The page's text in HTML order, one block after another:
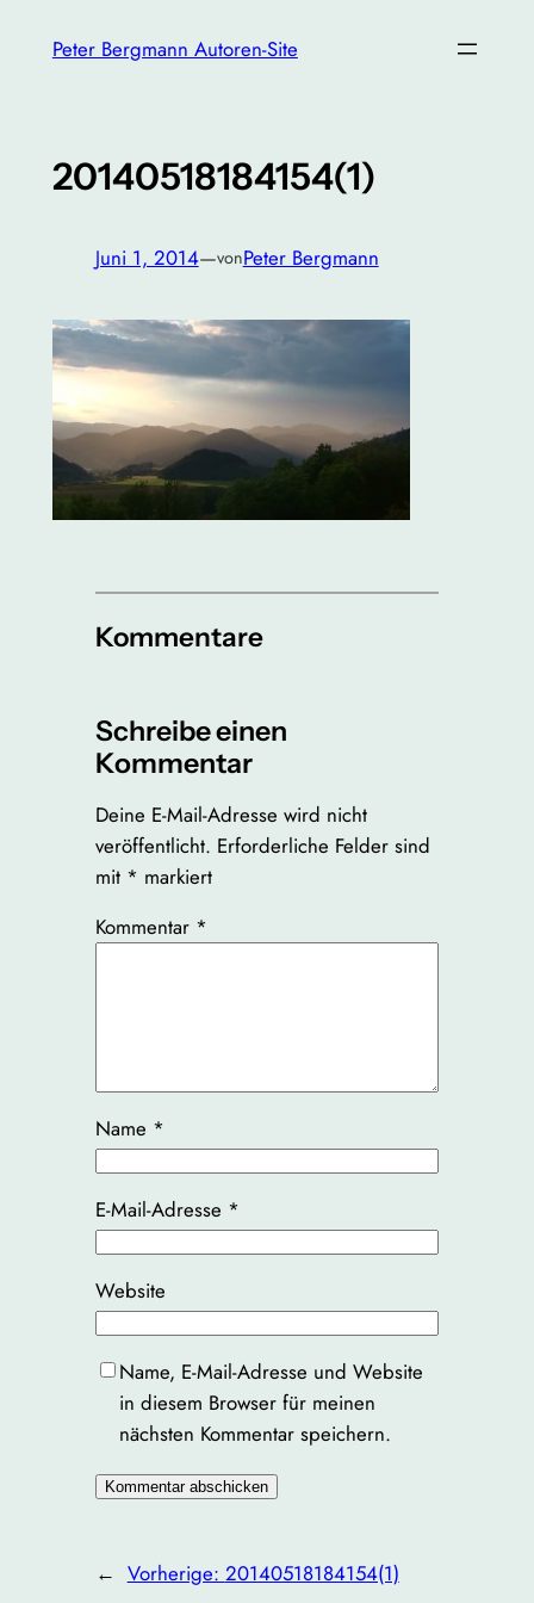
InhaltPeter Bergmann Autoren-Site
20140518184154(1)
Juni 1, 2014—vonPeter Bergmann
Kommentare
Schreibe einen
Kommentar
Deine E-Mail-Adresse wird nicht
veröffentlicht. Erforderliche Felder sind
mit * markiert
Kommentar *
Name *
E-Mail-Adresse *
Website
Name, E-Mail-Adresse und Website
in diesem Browser für meinen
nächsten Kommentar speichern.
← Vorherige: 20140518184154(1)